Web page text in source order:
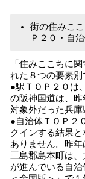
街の住みこ
Ｐ２０・自
「住みここちに
れた８つの要素別
●駅ＴＯＰ２０は
の阪神国道は、
対象外だった兵庫
●自治体ＴＯＰ２
クインする結果
ありません。昨
三島郡島本町は
が進んでいる自